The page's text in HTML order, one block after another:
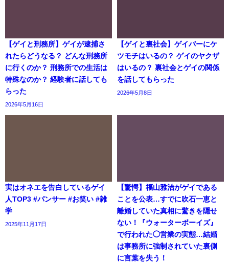
【ゲイと刑務所】ゲイが逮捕さ
れたらどうなる？ どんな刑務所
に行くのか？ 刑務所での生活は
特殊なのか？ 経験者に話しても
らった
2026年5月16日
【ゲイと裏社会】ゲイバーにケ
ツモチはいるの？ ゲイのヤクザ
はいるの？ 裏社会とゲイの関係
を話してもらった
2026年5月8日
実はオネエを告白しているゲイ
人TOP3 #パンサー #お笑い #雑
学
2025年11月17日
【驚愕】福山雅治がゲイである
ことを公表…すでに吹石一恵と
離婚していた真相に驚きを隠せ
ない！『ウォーターボーイズ』
で行われた◯営業の実態…結婚
は事務所に強制されていた裏側
に言葉を失う！